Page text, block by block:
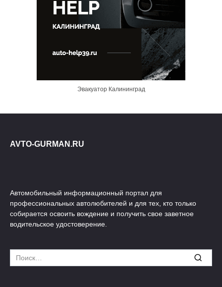
Эвакуатор Калининград
AVTO-GURMAN.RU
Автомобильный информационный портал для
профессиональных автолюбителей и для тех, кто только
собирается освоить вождение и получить свое заветное
водительское удостоверение.
Search
for: